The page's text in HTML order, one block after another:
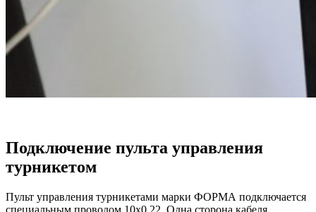
Подключение пульта управления
турникетом
Пульт управления турникетами марки ФОРМА подключается
специальным проводом 10х0.22. Одна сторона кабеля